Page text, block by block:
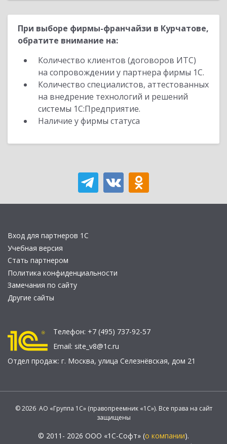
При выборе фирмы-франчайзи в Курчатове,
обратите внимание на:
Количество клиентов (договоров ИТС)
на сопровождении у партнера фирмы 1С.
Количество специалистов, аттестованных
на внедрение технологий и решений
системы 1С:Предприятие.
Наличие у фирмы статуса
Вход для партнеров 1С
Учебная версия
Стать партнером
Политика конфиденциальности
Замечания по сайту
Другие сайты
Телефон: +7 (495) 737-92-57
Email: site_v8@1c.ru
Отдел продаж: г. Москва, улица Селезнёвская, дом 21
© 2026 АО «Группа 1С» (правопреемник «1С»). Все права на сайт
защищены
© 2011- 2026 ООО «1С-Софт» (о компании).